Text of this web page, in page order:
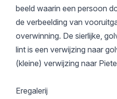
beeld waarin een persoon
de verbeelding van
overwinning. De sierlijke,
lint is een verwijzing naar
(kleine) verwijzing naar
Eregalerij